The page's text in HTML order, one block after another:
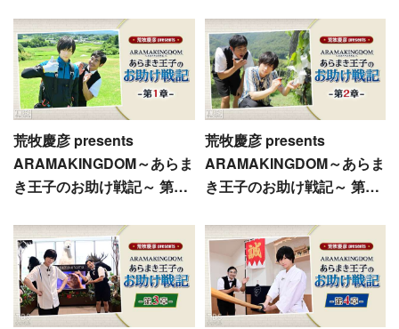
超特別版！！
荒牧慶彦 presents
ARAMAKINGDOM～あらま
き王子のお助け戦記～ 第1
荒牧慶彦 presents
ARAMAKINGDOM～あらま
き王子のお助け戦記～ 第2